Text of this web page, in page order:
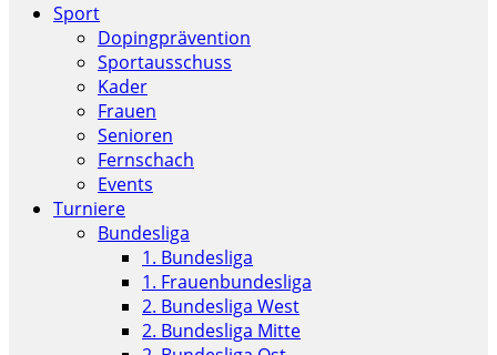
Sport
Dopingprävention
Sportausschuss
Kader
Frauen
Senioren
Fernschach
Events
Turniere
Bundesliga
1. Bundesliga
1. Frauenbundesliga
2. Bundesliga West
2. Bundesliga Mitte